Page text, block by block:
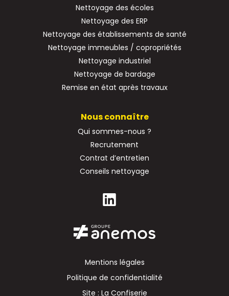
Nettoyage des écoles
Nettoyage des ERP
Nettoyage des établissements de santé
Nettoyage immeubles / copropriétés
Nettoyage industriel
Nettoyage de bardage
Remise en état après travaux
Nous connaître
Qui sommes-nous ?
Recrutement
Contrat d’entretien
Conseils nettoyage
Mentions légales
Politique de confidentialité
Site : La Confiserie